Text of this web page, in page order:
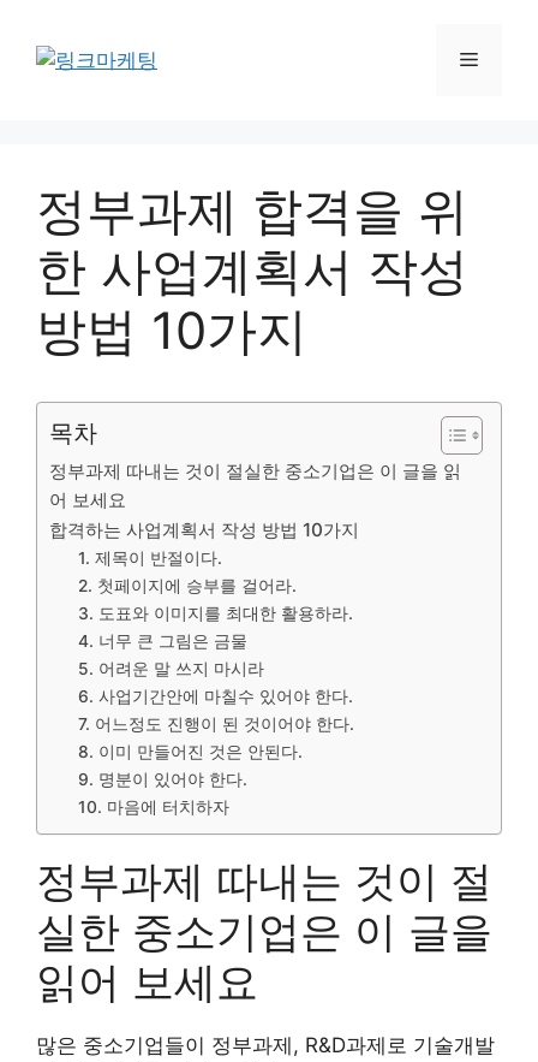
정부과제 합격을 위
한 사업계획서 작성
방법 10가지
목차
정부과제 따내는 것이 절실한 중소기업은 이 글을 읽
어 보세요
합격하는 사업계획서 작성 방법 10가지
1. 제목이 반절이다.
2. 첫페이지에 승부를 걸어라.
3. 도표와 이미지를 최대한 활용하라.
4. 너무 큰 그림은 금물
5. 어려운 말 쓰지 마시라
6. 사업기간안에 마칠수 있어야 한다.
7. 어느정도 진행이 된 것이어야 한다.
8. 이미 만들어진 것은 안된다.
9. 명분이 있어야 한다.
10. 마음에 터치하자
정부과제 따내는 것이 절
실한 중소기업은 이 글을
읽어 보세요
많은 중소기업들이 정부과제, R&D과제로 기술개발